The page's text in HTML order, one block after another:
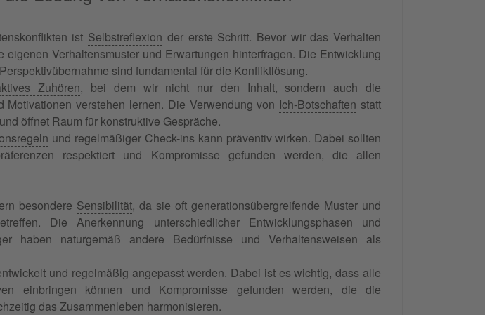
ist Selbstreflexion der erste Schritt. Bevor wir das Verhalten
eigenen Verhaltensmuster und Erwartungen hinterfragen. Die Entwicklung
Perspektivübernahme sind fundamental für die Konfliktlösung.
Zuhören, bei dem wir nicht nur den Inhalt, sondern auch die
verstehen lernen. Die Verwendung von Ich-Botschaften statt
öffnet Raum für konstruktive Gespräche.
und regelmäßiger Check-ins kann präventiv wirken. Dabei sollten
respektiert und Kompromisse gefunden werden, die allen
besondere Sensibilität, da sie oft generationsübergreifende Muster und
Die Anerkennung unterschiedlicher Entwicklungsphasen und
haben naturgemäß andere Bedürfnisse und Verhaltensweisen als
und regelmäßig angepasst werden. Dabei ist es wichtig, dass alle
einbringen können und Kompromisse gefunden werden, die die
das Zusammenleben harmonisieren.